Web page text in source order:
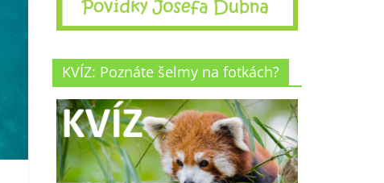
KVÍZ: Poznáte šelmy na fotkách?